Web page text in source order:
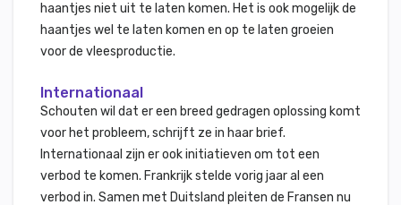
haantjes niet uit te laten komen. Het is ook mogelijk de
haantjes wel te laten komen en op te laten groeien
voor de vleesproductie.
Internationaal
Schouten wil dat er een breed gedragen oplossing komt
voor het probleem, schrijft ze in haar brief.
Internationaal zijn er ook initiatieven om tot een
verbod te komen. Frankrijk stelde vorig jaar al een
verbod in. Samen met Duitsland pleiten de Fransen nu